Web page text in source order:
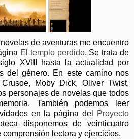
de aventuras me encuentro
El templo perdido. Se trata de
XVIII hasta la actualidad por
del género. En este camino nos
Moby Dick, Oliver Twist,
personajes de novelas que todos
También podemos leer
en la página del
Proyecto
disponemos de veinticuatro
comprensión lectora y ejercicios.